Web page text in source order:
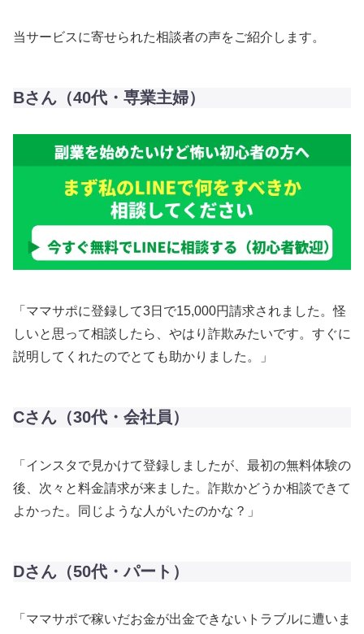
当サービスに寄せられた相談者の声をご紹介します。
Bさん（40代・専業主婦）
「ママサポに登録して3日で15,000円請求されました。怪
しいと思って相談したら、やはり詐欺みたいです。すぐに
説明してくれたのでとても助かりました。」
Cさん（30代・会社員）
「インスタで見かけて登録しましたが、最初の無料体験の
後、次々と料金請求が来ました。詐欺かどうか相談できて
よかった。同じような人がいたのかな？」
Dさん（50代・パート）
「ママサポで稼いだお金が出金できないトラブルに遭いま